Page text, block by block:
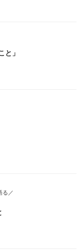
と」
る／